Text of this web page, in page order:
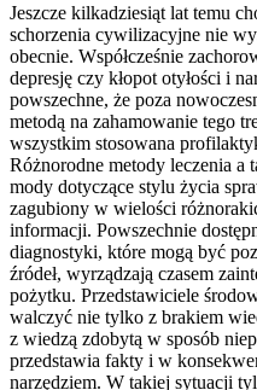
Jeszcze kilkadziesiąt lat temu
schorzenia cywilizacyjne nie
obecnie. Współcześnie
depresję czy kłopot otyłości i
powszechne, że poza
metodą na zahamowanie tego
wszystkim stosowana
Różnorodne metody leczenia a
mody dotyczące stylu życia
zagubiony w wielości
informacji. Powszechnie
diagnostyki, które mogą być
źródeł, wyrządzają czasem
pożytku. Przedstawiciele
walczyć nie tylko z brakiem
z wiedzą zdobytą w sposób
przedstawia fakty i w
narzędziem. W takiej sytuacji